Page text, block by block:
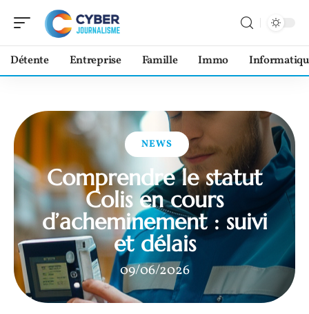
Détente Entreprise Famille Immo
NEWS
Comprendre le statut
Colis en cours
d’acheminement : suivi
et délais
09/06/2026